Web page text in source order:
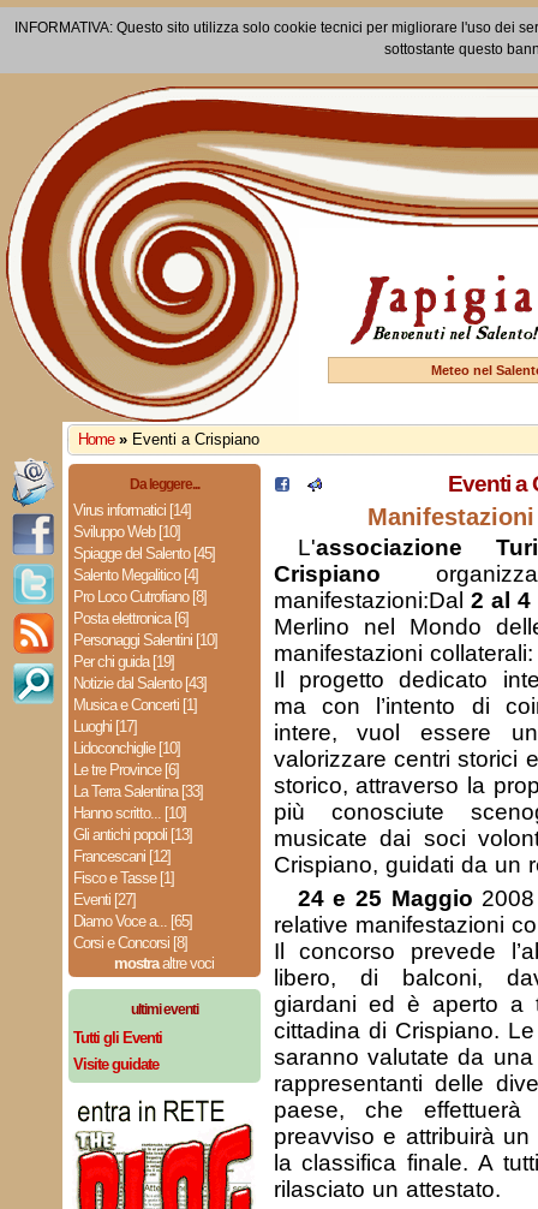
INFORMATIVA: Questo sito utilizza solo cookie tecnici per migliorare l'uso dei
sottostante questo
Meteo nel
Home » Eventi a Crispiano
Da leggere...
Virus informatici [14]
Sviluppo Web [10]
Spiagge del Salento [45]
Salento Megalitico [4]
Pro Loco Cutrofiano [8]
Posta elettronica [6]
Personaggi Salentini [10]
Per chi guida [19]
Notizie dal Salento [43]
Musica e Concerti [1]
Luoghi [17]
Lidoconchiglie [10]
Le tre Province [6]
La Terra Salentina [33]
Hanno scritto... [10]
Gli antichi popoli [13]
Francescani [12]
Fisco e Tasse [1]
Eventi [27]
Diamo Voce a... [65]
Corsi e Concorsi [8]
mostraaltre voci
ultimi eventi
Tutti gli Eventi
Visite guidate
Eventi a
L'associazione
Crispiano
manifestazioni:Dal 2 al 4
Merlino nel Mondo
manifestazioni collaterali:
Il progetto dedicato
ma con l’intento di
intere, vuol essere
valorizzare centri storici
storico, attraverso la
più conosciute
musicate dai soci
Crispiano, guidati da un
24 e 25 Maggio
relative manifestazioni
Il concorso prevede
libero, di balconi,
giardani ed è aperto a
cittadina di Crispiano.
saranno valutate da
rappresentanti delle
paese, che
preavviso e attribuirà
la classifica finale. A
rilasciato un attestato.